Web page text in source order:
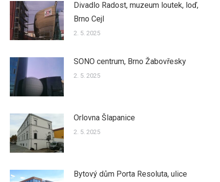
Divadlo Radost, muzeum loutek, loď,
Brno Cejl
2. 5. 2025
SONO centrum, Brno Žabovřesky
2. 5. 2025
Orlovna Šlapanice
2. 5. 2025
Bytový dům Porta Resoluta, ulice